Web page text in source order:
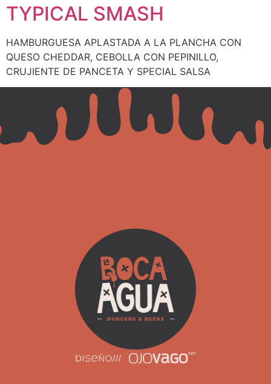
TYPICAL SMASH
HAMBURGUESA APLASTADA A LA PLANCHA CON
QUESO CHEDDAR, CEBOLLA CON PEPINILLO,
CRUJIENTE DE PANCETA Y SPECIAL SALSA